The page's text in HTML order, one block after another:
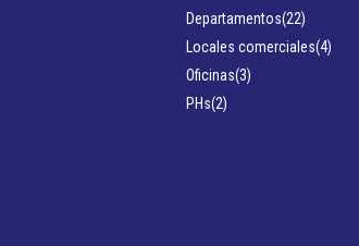
Departamentos(22)
Locales comerciales(4)
Oficinas(3)
PHs(2)